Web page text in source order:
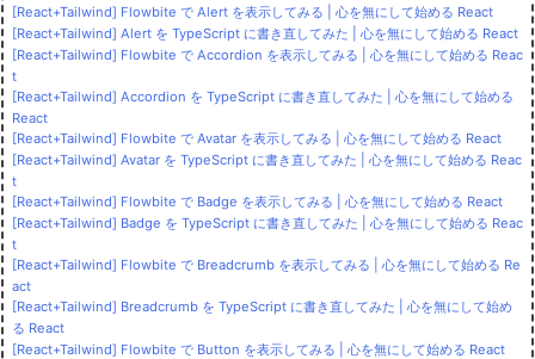
[React+Tailwind] Flowbite で Alert を表示してみる | 心を無にして始める React
[React+Tailwind] Alert を TypeScript に書き直してみた | 心を無にして始める React
[React+Tailwind] Flowbite で Accordion を表示してみる | 心を無にして始める Reac
t
[React+Tailwind] Accordion を TypeScript に書き直してみた | 心を無にして始める
React
[React+Tailwind] Flowbite で Avatar を表示してみる | 心を無にして始める React
[React+Tailwind] Avatar を TypeScript に書き直してみた | 心を無にして始める Reac
t
[React+Tailwind] Flowbite で Badge を表示してみる | 心を無にして始める React
[React+Tailwind] Badge を TypeScript に書き直してみた | 心を無にして始める Reac
t
[React+Tailwind] Flowbite で Breadcrumb を表示してみる | 心を無にして始める Re
act
[React+Tailwind] Breadcrumb を TypeScript に書き直してみた | 心を無にして始め
る React
[React+Tailwind] Flowbite で Button を表示してみる | 心を無にして始める React